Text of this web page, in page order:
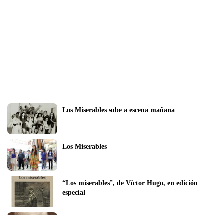
Los Miserables sube a escena mañana
Los Miserables
“Los miserables”, de Víctor Hugo, en edición
especial